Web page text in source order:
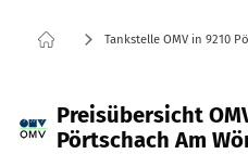
Tankstelle OMV in 9210
Preisübersicht
Pörtschach Am